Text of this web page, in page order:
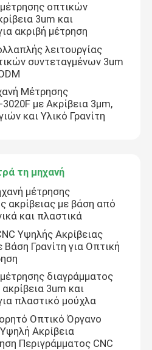
οπτικών
3um και
ακριβή μέτρηση
λειτουργίας
συντεταγμένων 3um
Μέτρησης
με Ακρίβεια 3μm,
και Υλικό Γρανίτη
τη μηχανή
μέτρησης
ακρίβειας με βάση από
και πλαστικά
Υψηλής Ακρίβειας
Γρανίτη για Οπτική
διαγράμματος
3um και
πλαστικό μούχλα
Οπτικό Όργανο
Ακρίβεια
Περιγράμματος CNC